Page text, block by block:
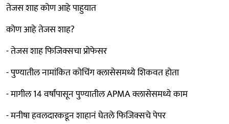
तेजस शाह कोण आहे पाहुयात
कोण आहे तेजस शाह?
- तेजस शाह फिजिक्सचा प्रोफेसर
- पुण्यातील नामांकित कोचिंग क्लासेसमध्ये शिकवत होता
- मागील 14 वर्षांपासून पुण्यातील APMA क्लासेसमध्ये काम
- मनीषा हवलदारकडून शाहानं घेतले फिजिक्सचे पेपर